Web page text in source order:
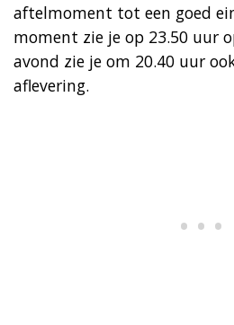
aftelmoment tot een goed
moment zie je op 23.50 uur
avond zie je om 20.40 uur
aflevering.